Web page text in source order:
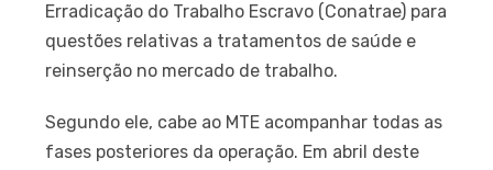
Erradicação do Trabalho Escravo (Conatrae) para
questões relativas a tratamentos de saúde e
reinserção no mercado de trabalho.
Segundo ele, cabe ao MTE acompanhar todas as
fases posteriores da operação. Em abril deste